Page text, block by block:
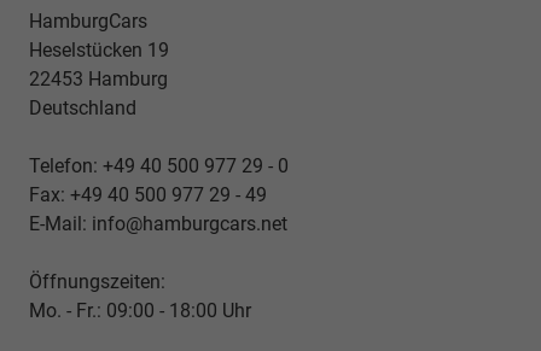
HamburgCars
Heselstücken 19
22453 Hamburg
Deutschland
Telefon: +49 40 500 977 29 - 0
Fax: +49 40 500 977 29 - 49
E-Mail: info@hamburgcars.net
Öffnungszeiten:
Mo. - Fr.: 09:00 - 18:00 Uhr